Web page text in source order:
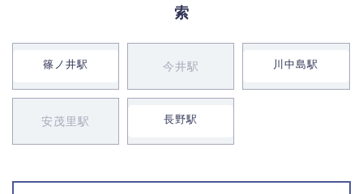
索
篠ノ井駅 今井駅 川中島駅
安茂里駅 長野駅